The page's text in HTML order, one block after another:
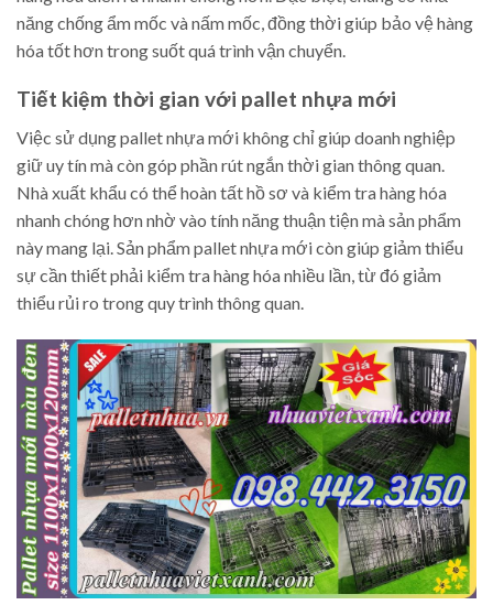
năng chống ẩm mốc và nấm mốc, đồng thời giúp bảo vệ hàng
hóa tốt hơn trong suốt quá trình vận chuyển.
Tiết kiệm thời gian với pallet nhựa mới
Việc sử dụng pallet nhựa mới không chỉ giúp doanh nghiệp
giữ uy tín mà còn góp phần rút ngắn thời gian thông quan.
Nhà xuất khẩu có thể hoàn tất hồ sơ và kiểm tra hàng hóa
nhanh chóng hơn nhờ vào tính năng thuận tiện mà sản phẩm
này mang lại. Sản phẩm pallet nhựa mới còn giúp giảm thiểu
sự cần thiết phải kiểm tra hàng hóa nhiều lần, từ đó giảm
thiểu rủi ro trong quy trình thông quan.